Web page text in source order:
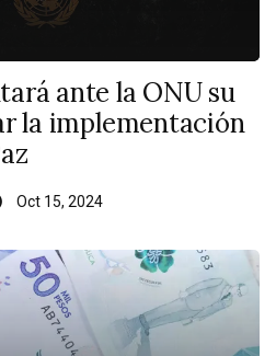
ante la ONU su
la implementación
Oct 15, 2024